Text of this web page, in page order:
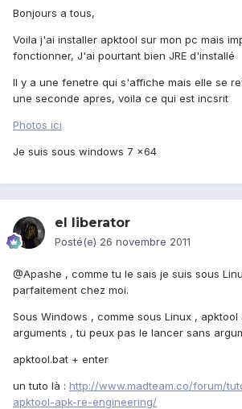
Bonjours a tous,
Voila j'ai installer apktool sur mon pc mais
fonctionner, J'ai pourtant bien JRE d'installé
Il y a une fenetre qui s'affiche mais elle se
une seconde apres, voila ce qui est incsrit
Photos ici
Je suis sous windows 7 x64
el liberator
Posté(e) 26 novembre 2011
@Apashe , comme tu le sais je suis sous
parfaitement chez moi.
Sous Windows , comme sous Linux , apktool
arguments , tu peux pas le lancer sans
apktool.bat + enter
un tuto là : http://www.madteam.co/forum/
apktool-apk-re-engineering/